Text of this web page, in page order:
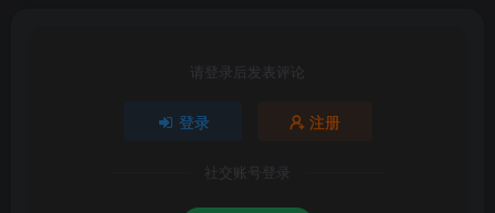
请登录后发表评论
登录 注册
社交账号登录